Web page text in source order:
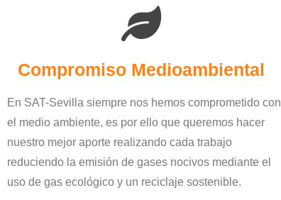
Compromiso Medioambiental
En SAT-Sevilla siempre nos hemos comprometido con
el medio ambiente, es por ello que queremos hacer
nuestro mejor aporte realizando cada trabajo
reduciendo la emisión de gases nocivos mediante el
uso de gas ecológico y un reciclaje sostenible.